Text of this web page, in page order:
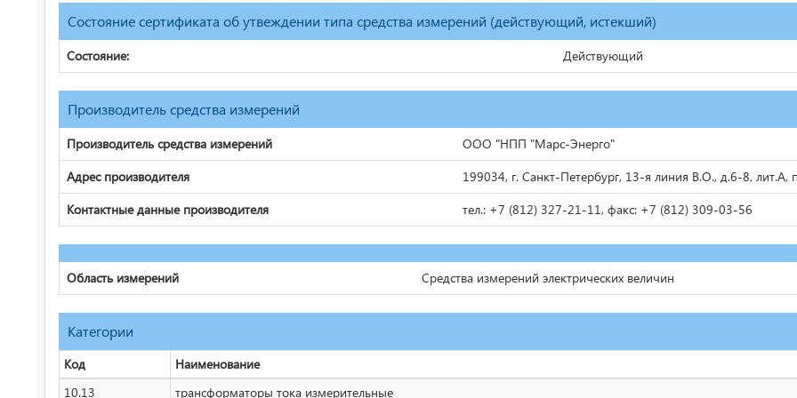
Состояние сертификата об утвеждении типа средства измерений (действующий, истекший)
Состояние: Действующий
Производитель средства измерений
Производитель средства измерений
ООО "НПП "Марс-Энерго"
Адрес производителя
199034, г. Санкт-Петербург, 13-я линия В.О., д.6-8, лит.А,
Контактные данные производителя
тел.: +7 (812) 327-21-11, факс: +7 (812) 309-03-56
Область измерений Средства измерений электрических величин
Категории
Код
Наименование
10.13
трансформаторы тока измерительные